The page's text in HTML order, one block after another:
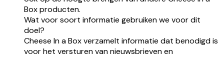
Box producten.
Wat voor soort informatie gebruiken we voor dit
doel?
Cheese In a Box verzamelt informatie dat benodigd is
voor het versturen van nieuwsbrieven en